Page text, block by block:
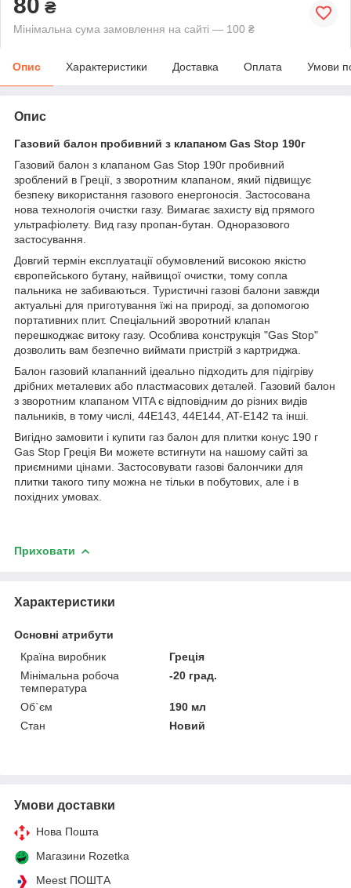
₴
Мінімальна сума замовлення на сайті — 100 ₴
Опис Характеристики Доставка Оплата Умови
Опис
Газовий балон пробивний з клапаном Gas Stop 190г
Газовий балон з клапаном Gas Stop 190г пробивний
зроблений в Греції, з зворотним клапаном, який підвищує
безпеку використання газового енергоносія. Застосована
нова технологія очистки газу. Вимагає захисту від прямого
ультрафіолету. Вид газу пропан-бутан. Одноразового
застосування.
Довгий термін експлуатації обумовлений високою якістю
європейського бутану, найвищої очистки, тому сопла
пальника не забиваються. Туристичні газові балони завжди
актуальні для приготування їжі на природі, за допомогою
портативних плит. Спеціальний зворотний клапан
перешкоджає витоку газу. Особлива конструкція "Gas Stop"
дозволить вам безпечно виймати пристрій з картриджа.
Балон газовий клапанний ідеально підходить для підігріву
дрібних металевих або пластмасових деталей. Газовий балон
з зворотним клапаном VITA є відповідним до різних видів
пальників, в тому числі, 44E143, 44E144, AT-E142 та інші.
Вигідно замовити і купити газ балон для плитки конус 190 г
Gas Stop Греція Ви можете встигнути на нашому сайті за
приємними цінами. Застосовувати газові балончики для
плитки такого типу можна не тільки в побутових, але і в
похідних умовах.
Приховати
Характеристики
Основні атрибути
Країна виробник
Греція
Мінімальна робоча
температура
-20 град.
Об`єм
190 мл
Стан
Новий
Умови доставки
Нова Пошта
Магазини Rozetka
Meest ПОШТА